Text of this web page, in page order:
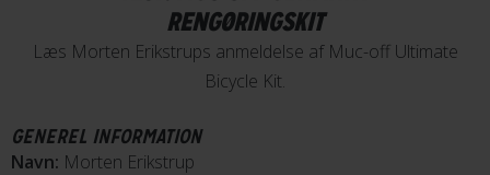
RENGØRINGSKIT
Læs Morten Erikstrups anmeldelse af Muc-off Ultimate
Bicycle Kit.
GENEREL INFORMATION
Navn: Morten Erikstrup